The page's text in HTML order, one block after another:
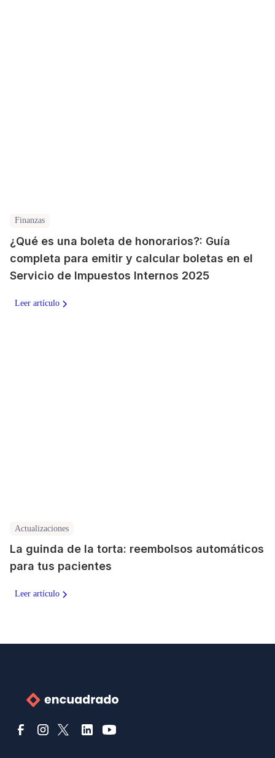
Finanzas
¿Qué es una boleta de honorarios?: Guía
completa para emitir y calcular boletas en el
Servicio de Impuestos Internos 2025
Leer artículo
Actualizaciones
La guinda de la torta: reembolsos automáticos
para tus pacientes
Leer artículo